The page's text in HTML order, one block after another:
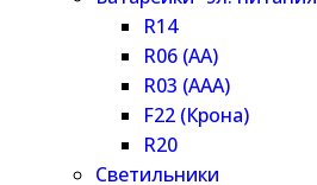
R14
R06 (AA)
R03 (AAA)
F22 (Крона)
R20
Светильники